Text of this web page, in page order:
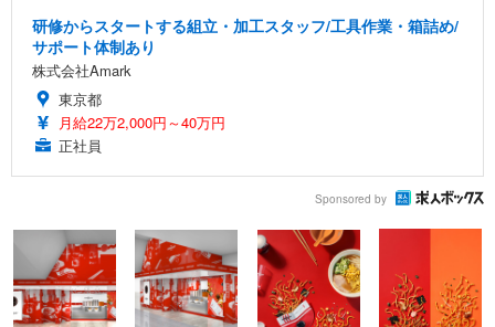
研修からスタートする組立・加工スタッフ/工具作業・箱詰め/
サポート体制あり
株式会社Amark
東京都
月給22万2,000円～40万円
正社員
Sponsored by